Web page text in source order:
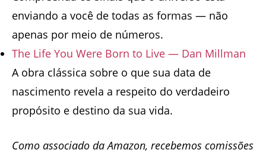
enviando a você de todas as formas — não
apenas por meio de números.
The Life You Were Born to Live — Dan Millman
A obra clássica sobre o que sua data de
nascimento revela a respeito do verdadeiro
propósito e destino da sua vida.
Como associado da Amazon, recebemos comissões